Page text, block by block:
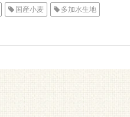
国産小麦 多加水生地